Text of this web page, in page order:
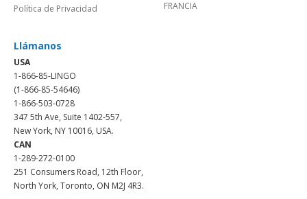
Política de Privacidad
FRANCIA
Llámanos
USA
1-866-85-LINGO
(1-866-85-54646)
1-866-503-0728
347 5th Ave, Suite 1402-557,
New York, NY 10016, USA.
CAN
1-289-272-0100
251 Consumers Road, 12th Floor,
North York, Toronto, ON M2J 4R3.